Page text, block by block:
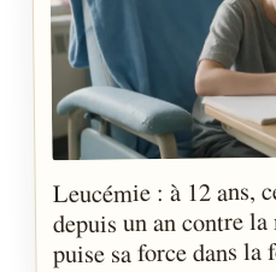
Leucémie : à 12 ans,
depuis un an contre
puise sa force dans la